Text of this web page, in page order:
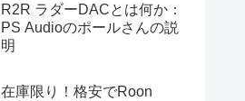
R2R ラダーDACとは何か：
PS Audioのポールさんの説
明
在庫限り！格安でRoon